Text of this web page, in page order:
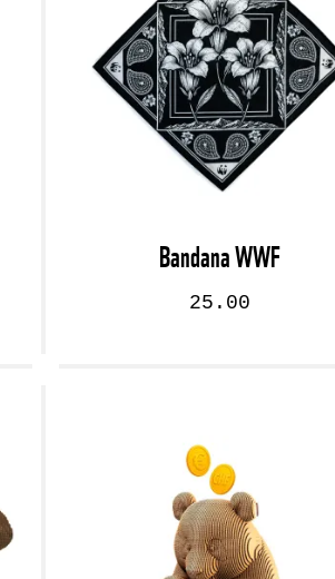
Bandana WWF
25.00